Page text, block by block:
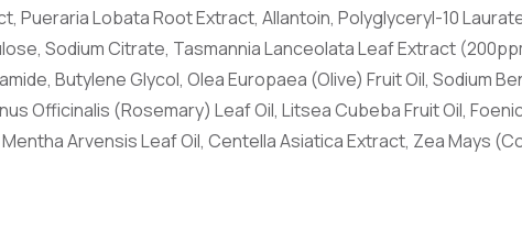
Pueraria Lobata Root Extract, Allantoin, Polyglyceryl-10
Sodium Citrate, Tasmannia Lanceolata Leaf Extract
Butylene Glycol, Olea Europaea (Olive) Fruit Oil, Sodium
Officinalis (Rosemary) Leaf Oil, Litsea Cubeba Fruit Oil,
Arvensis Leaf Oil, Centella Asiatica Extract, Zea Mays